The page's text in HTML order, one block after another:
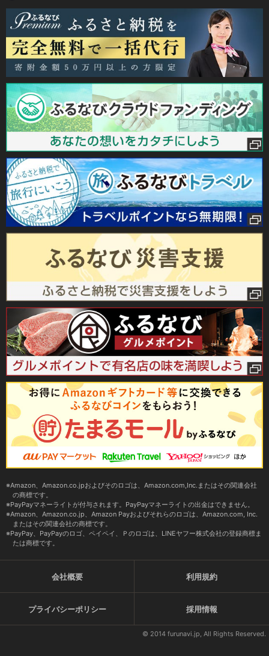
Amazon、Amazon.co.jpおよびそのロゴは、Amazon.com,Inc.またはその関連会社
の商標です。
PayPayマネーライトが付与されます。PayPayマネーライトの出金はできません。
Amazon、Amazon.co.jp、Amazon Payおよびそれらのロゴは、Amazon.com, Inc.
またはその関連会社の商標です。
PayPay、PayPayのロゴ、ペイペイ、Ｐのロゴは、LINEヤフー株式会社の登録商標ま
たは商標です。
会社概要 利用規約
プライバシーポリシー 採用情報
© 2014 furunavi.jp, All Rights Reserved.